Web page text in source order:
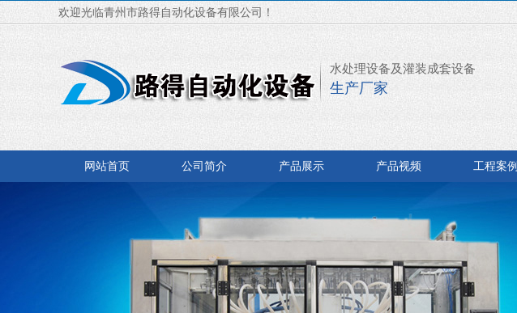
欢迎光临青州市路得自动化设备有限公司！
水处理设备及灌装成套设备
生产厂家
网站首页 公司简介 产品展示 产品视频 工程案例